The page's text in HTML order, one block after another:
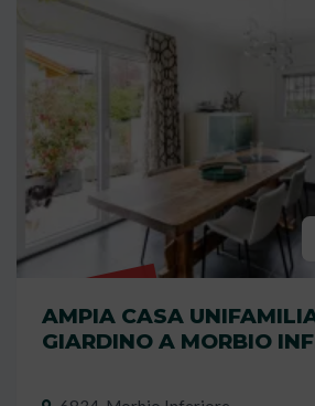
AMPIA CASA
GIARDINO A MORBIO